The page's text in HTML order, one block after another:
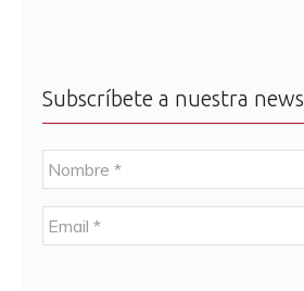
Subscríbete a nuestra
N
o
m
b
r
E
m